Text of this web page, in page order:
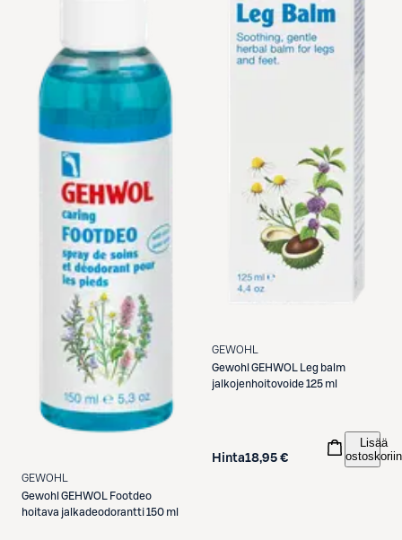
GEWOHL
Gewohl GEHWOL Footdeo
hoitava jalkadeodorantti 150 ml
GEWOHL
Gewohl GEHWOL Leg balm
jalkojenhoitovoide 125 ml
Hinta18,95 €
Lisää
ostoskoriin